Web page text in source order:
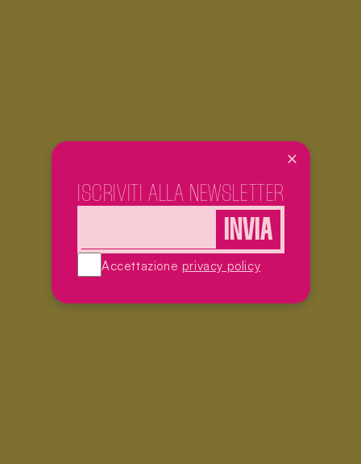
ISCRIVITI ALLA NEWSLETTER
Accettazione privacy policy